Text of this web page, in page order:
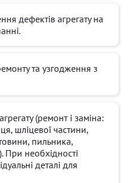
дефектів агрегату на
та узгодження з
(ремонт і заміна:
шліцевої частини,
пильника,
При необхідності
деталі для